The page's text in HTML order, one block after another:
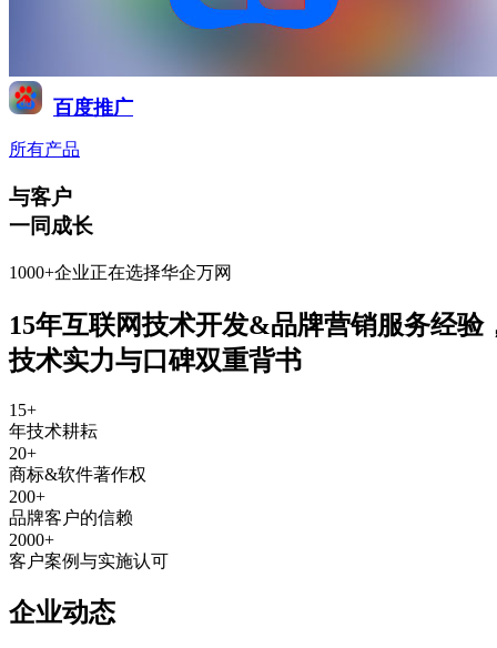
百度推广
所有产品
与客户
一同成长
1000+企业正在选择华企万网
15年互联网技术开发&品牌营销服务经验
技术实力与口碑双重背书
15+
年技术耕耘
20+
商标&软件著作权
200+
品牌客户的信赖
2000+
客户案例与实施认可
企业动态